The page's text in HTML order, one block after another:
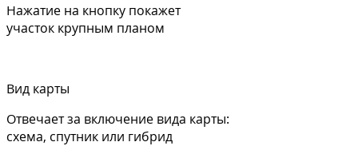
Нажатие на кнопку покажет
участок крупным планом
Вид карты
Отвечает за включение вида карты:
схема, спутник или гибрид